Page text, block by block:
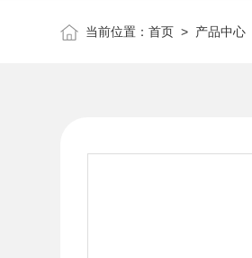
当前位置：首页 > 产品中心